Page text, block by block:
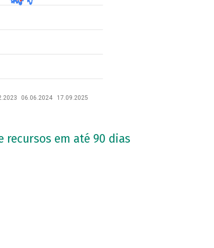
06.06.2024 17.09.2025
recursos em até 90 dias